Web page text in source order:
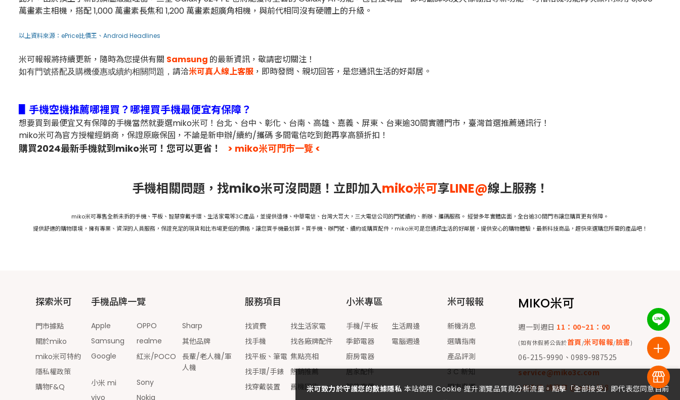
萬畫素主相機，搭配 1,000 萬畫素長焦和 1,200 萬畫素超廣角相機，與前代相同沒有硬體上的升級。
以上資料來源： ePrice比價王 、 Android Headlines
米可報報將持續更新，隨時為您提供有關 Samsung 的最新資訊，敬請密切關注！
如有門號搭配及購機優惠或續約相關問題， 請洽米可真人線上客服 ，即時發問、親切回答，是您通訊生活的好鄰居。
▋手機空機推薦哪裡買？哪裡買手機最便宜有保障？
想要買到最便宜又有保障的手機當然就要選miko米可！台北、台中、彰化、台南、高雄、嘉義、屏東、台東逾30間實體門市，臺灣首選推薦通訊行！
miko米可為官方授權經銷商，保證原廠保固，不論是新申辦/續約/攜碼 多間電信吃到飽再享高額折扣！
購買2024最新手機就到miko米可！您可以更省！ > miko米可門市一覽 <
手機相關問題，找miko米可沒問題！立即加入miko米可享LINE@線上服務！
miko米可專售全新未拆的手機、平板、智慧穿戴手環、生活家電等3C產品，並提供遠傳、中華電信、台灣大哥大，三大電信公司的門號續約、新辦、攜碼服務。 經營多年實體店面，全台逾30間門市讓您購買更有保障。
提供舒適的購物環境，擁有專業、資深的人員服務，保證充足的現貨和比市場更低的價格，讓您買手機最划算。買手機、辦門號、續約或購買配件，miko米可是您通訊生活的好鄰居，提供安心的購物體驗，最新科技商品，趕快來選購您所需的產品吧！
探索米可
門市據點
關於miko
miko米可特約
隱私權政策
購物F&Q
手機品牌一覽
Apple
Samsung
Google
小米 mi
vivo
OPPO
realme
紅米/POCO
Sony
Nokia
Sharp
其他品牌
長輩/老人機/軍
人機
服務項目
找資費
找手機
找平板、筆電
找手環/手錶
找穿戴裝置
找生活家電
找各廠牌配件
焦點亮相
熱銷推薦
舊機回收
小米專區
手機/平板
季節電器
廚房電器
居家配件
智能穿戴
生活周邊
電腦週邊
米可報報
新機消息
選購指南
產品評測
3 C 新知
門市專欄
MIKO米可
週一到週日 11：00~21：00
(如有休假將公告於首頁/米可報報/臉書)
06-215-9990、0989-987525
service@miko3c.com
LINE ID 請搜尋 @miko168
米可致力於守護您的數據隱私 本站使用 Cookie 提升瀏覽品質與分析流量。點擊「全部接受」即代表您同意目前